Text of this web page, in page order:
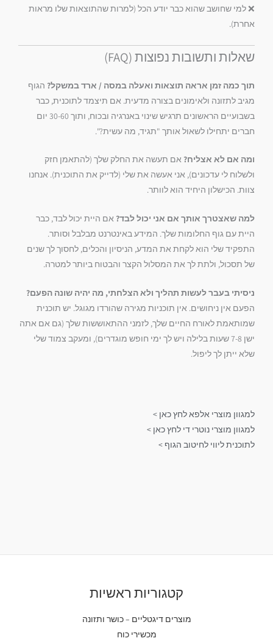
❌ למי שחושב שהוא כבר יודע הכל (למרות שהתוצאות שלו מראות
אחרת).
שאלות ותשובות נפוצות (FAQ)
תוך כמה זמן אראה תוצאות ואעלה במסה / ארד במשקל? הגוף
מגיב לתזונה ולאימונים בצורה מדעית. אם תיצמד לתוכנית, כבר
בשבועיים הראשונים תרגיש שינוי באנרגיה ובכוח, ותוך 30-60 יום
חברים יתחילו לשאול אותך "תגיד, מה עשית?".
ומה אם לא אצליח? אם תעשה את החלק שלך (להתאמן חזק
ולשלוח לי עדכונים), אני אעשה את שלי (לדייק את התוכנית). אנחנו
צוות. הכישלון היחיד הוא לוותר.
למה שאצטרך אותך אם אני יכול לבד? אם היית יכול לבד, כבר
היית עם גוף החלומות שלך. המידע באינטרנט מבלבל וסותר.
התפקיד שלי הוא לקחת את המדע, הניסיון והכלים, לחסוך לך שנים
של תסכול, ולתת לך את המסלול הקצר והבטוח ביותר למטרה.
ניסיתי בעבר לעשות תהליך ולא הצלחתי, מה יהיה שונה הפעם?
הפעם אין ניחושים. אין תוכניות מגירה שהורדו מגוגל. יש תוכנית
שמותאמת לאורח החיים שלך, לזמני ההתאוששות שלך (גם אם אתה
ישן 7-8 שעות בלילה ויש לך ימי חופש מוגדרים), ומעקב צמוד שלי
שלא ייתן לך ליפול.
למגוון מוצרי אלפא לחץ כאן >
למגוון מוצרי נוטרי די לחץ כאן >
לתוכנית ליווי לחיטוב הגוף >
קטגוריות ראשיות
מוצרים דיגטליים – כושר ותזונה
מכשירי כוח